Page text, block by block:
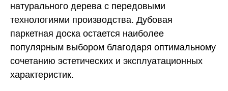
натурального дерева с передовыми
технологиями производства. Дубовая
паркетная доска остается наиболее
популярным выбором благодаря оптимальному
сочетанию эстетических и эксплуатационных
характеристик.